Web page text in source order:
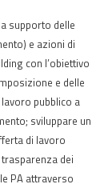
supporto delle
e azioni di
con l’obiettivo
e delle
pubblico a
sviluppare un
di lavoro
dei
PA attraverso